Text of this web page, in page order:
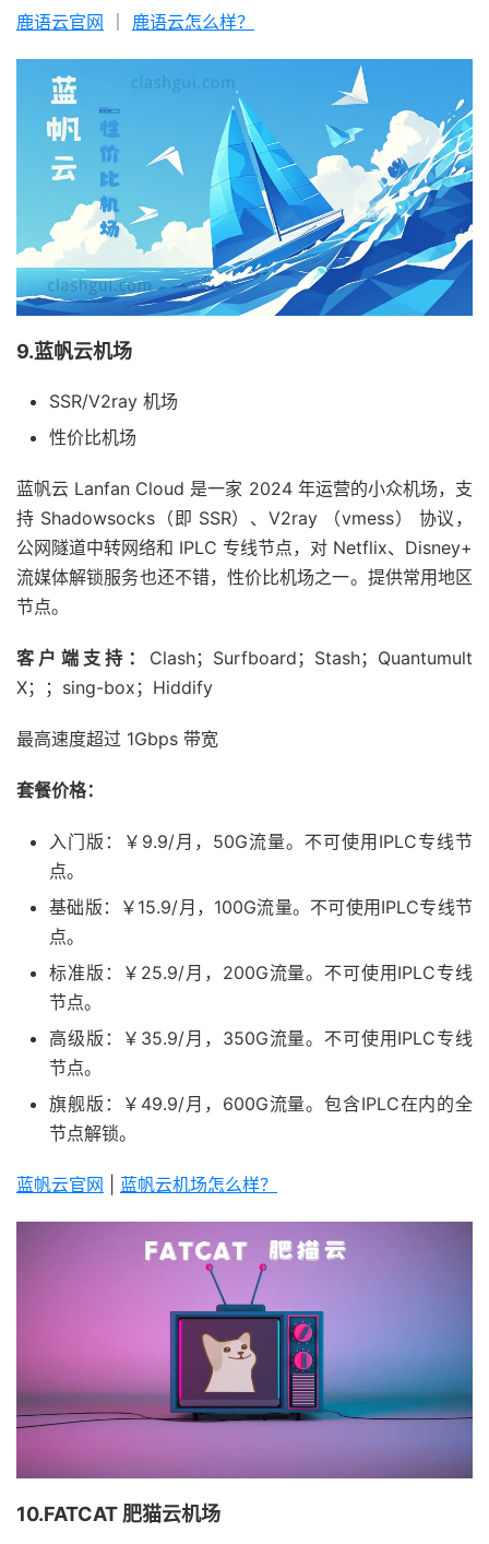
鹿语云官网 鹿语云怎么样？
9.蓝帆云机场
SSR/V2ray 机场
性价比机场
蓝帆云 Lanfan Cloud 是一家 2024 年运营的小众机场，支
持 Shadowsocks（即 SSR）、V2ray （vmess） 协议，
公网隧道中转网络和 IPLC 专线节点，对 Netflix、Disney+
流媒体解锁服务也还不错，性价比机场之一。提供常用地区
节点。
客户端支持： Clash；Surfboard；Stash；Quantumult
X；；sing-box；Hiddify
最高速度超过 1Gbps 带宽
套餐价格：
入门版：￥9.9/月，50G流量。不可使用IPLC专线节
点。
基础版：￥15.9/月，100G流量。不可使用IPLC专线节
点。
标准版：￥25.9/月，200G流量。不可使用IPLC专线
节点。
高级版：￥35.9/月，350G流量。不可使用IPLC专线
节点。
旗舰版：￥49.9/月，600G流量。包含IPLC在内的全
节点解锁。
蓝帆云官网 蓝帆云机场怎么样？
10.FATCAT 肥猫云机场